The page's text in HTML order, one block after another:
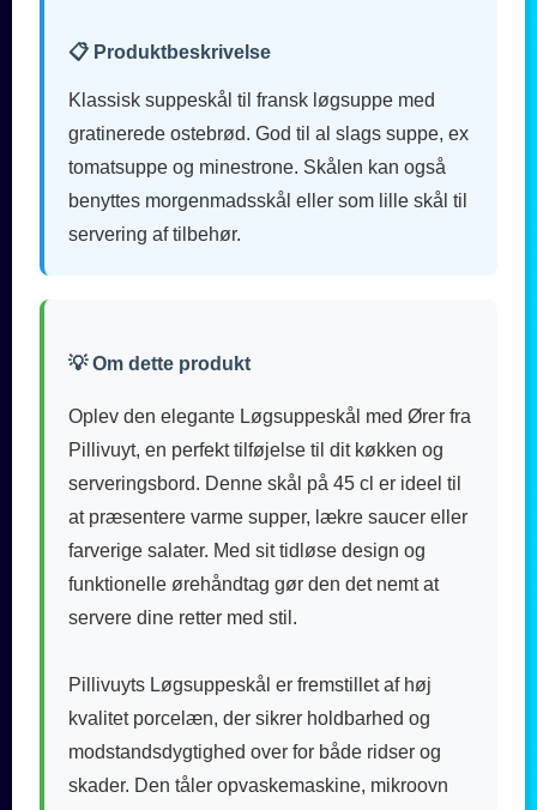
📋 Produktbeskrivelse
Klassisk suppeskål til fransk løgsuppe med
gratinerede ostebrød. God til al slags suppe, ex
tomatsuppe og minestrone. Skålen kan også
benyttes morgenmadsskål eller som lille skål til
servering af tilbehør.
💡 Om dette produkt
Oplev den elegante Løgsuppeskål med Ører fra
Pillivuyt, en perfekt tilføjelse til dit køkken og
serveringsbord. Denne skål på 45 cl er ideel til
at præsentere varme supper, lækre saucer eller
farverige salater. Med sit tidløse design og
funktionelle ørehåndtag gør den det nemt at
servere dine retter med stil.
Pillivuyts Løgsuppeskål er fremstillet af høj
kvalitet porcelæn, der sikrer holdbarhed og
modstandsdygtighed over for både ridser og
skader. Den tåler opvaskemaskine, mikroovn